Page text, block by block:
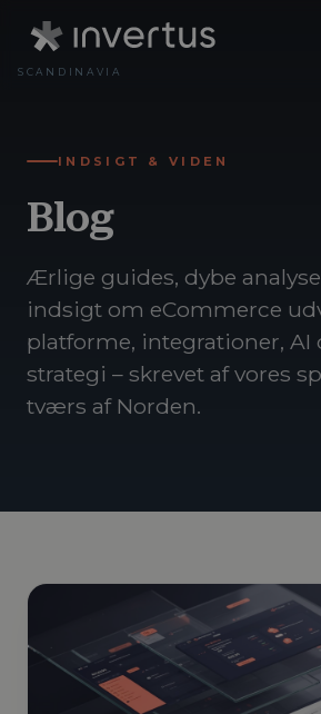
SCANDINAVIA
INDSIGT & VIDEN
Blog
Ærlige guides, dybe
indsigt om eCommerce
platforme, integrationer, AI
strategi – skrevet af vores
tværs af Norden.